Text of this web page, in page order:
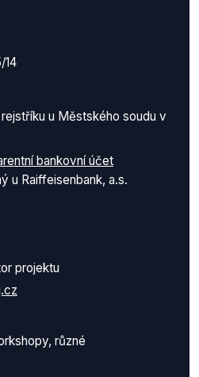
14
u Městského soudu v
bankovní účet
u Raiffeisenbank, a.s.
projektu
různé